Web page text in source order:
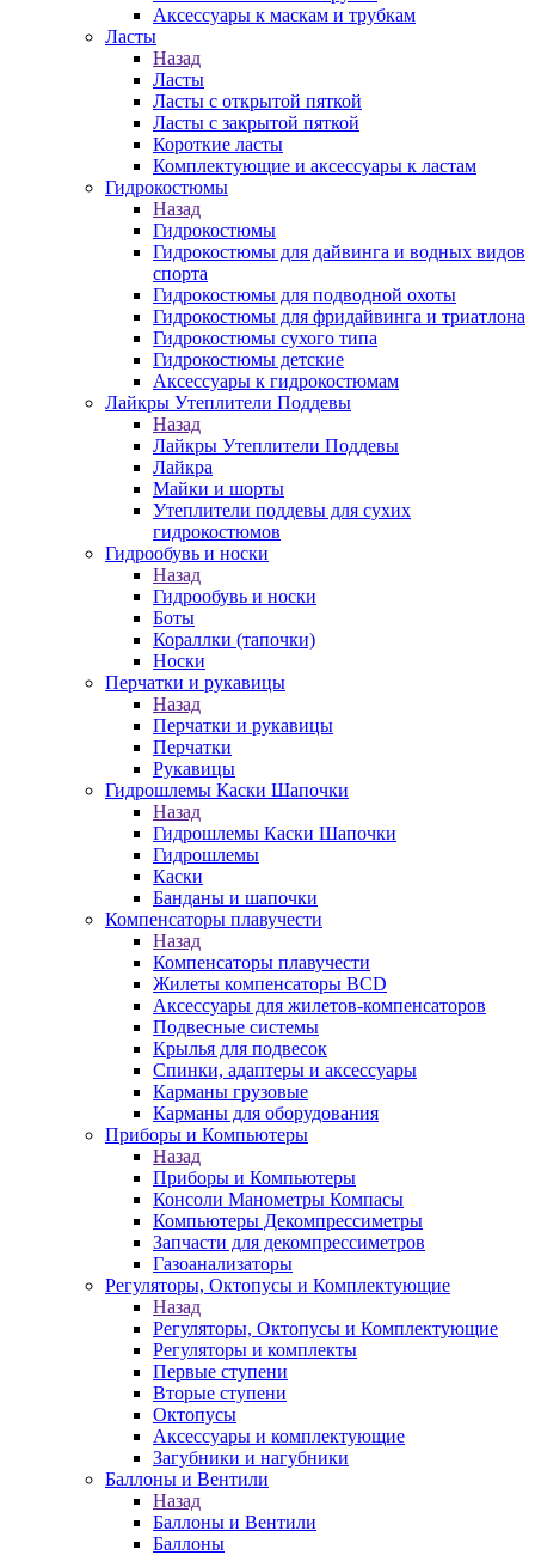
Аксессуары к маскам и трубкам
Ласты
Назад
Ласты
Ласты с открытой пяткой
Ласты с закрытой пяткой
Короткие ласты
Комплектующие и аксессуары к ластам
Гидрокостюмы
Назад
Гидрокостюмы
Гидрокостюмы для дайвинга и водных видов
спорта
Гидрокостюмы для подводной охоты
Гидрокостюмы для фридайвинга и триатлона
Гидрокостюмы сухого типа
Гидрокостюмы детские
Аксессуары к гидрокостюмам
Лайкры Утеплители Поддевы
Назад
Лайкры Утеплители Поддевы
Лайкра
Майки и шорты
Утеплители поддевы для сухих
гидрокостюмов
Гидрообувь и носки
Назад
Гидрообувь и носки
Боты
Кораллки (тапочки)
Носки
Перчатки и рукавицы
Назад
Перчатки и рукавицы
Перчатки
Рукавицы
Гидрошлемы Каски Шапочки
Назад
Гидрошлемы Каски Шапочки
Гидрошлемы
Каски
Банданы и шапочки
Компенсаторы плавучести
Назад
Компенсаторы плавучести
Жилеты компенсаторы BCD
Аксессуары для жилетов-компенсаторов
Подвесные системы
Крылья для подвесок
Спинки, адаптеры и аксессуары
Карманы грузовые
Карманы для оборудования
Приборы и Компьютеры
Назад
Приборы и Компьютеры
Консоли Манометры Компасы
Компьютеры Декомпрессиметры
Запчасти для декомпрессиметров
Газоанализаторы
Регуляторы, Октопусы и Комплектующие
Назад
Регуляторы, Октопусы и Комплектующие
Регуляторы и комплекты
Первые ступени
Вторые ступени
Октопусы
Аксессуары и комплектующие
Загубники и нагубники
Баллоны и Вентили
Назад
Баллоны и Вентили
Баллоны